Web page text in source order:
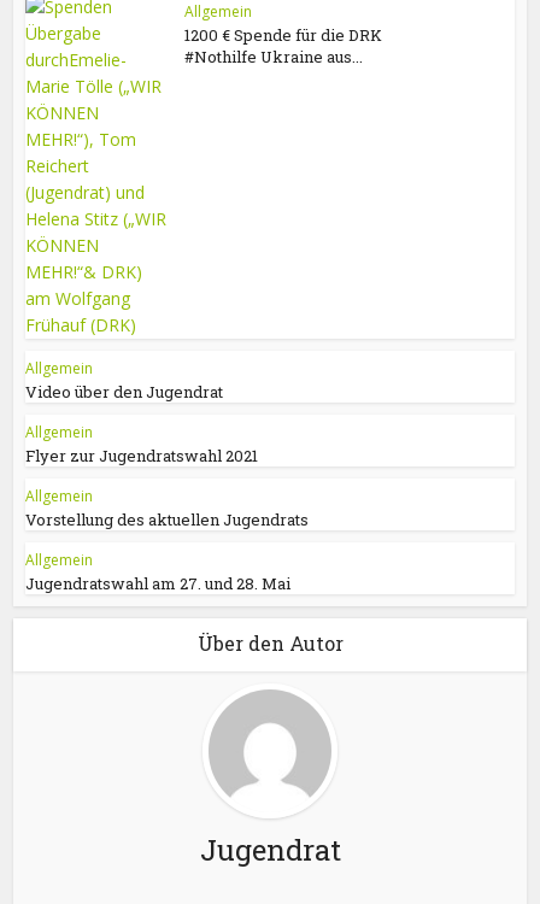
Allgemein
1200 € Spende für die DRK
#Nothilfe Ukraine aus...
Allgemein
Video über den Jugendrat
Allgemein
Flyer zur Jugendratswahl 2021
Allgemein
Vorstellung des aktuellen Jugendrats
Allgemein
Jugendratswahl am 27. und 28. Mai
Über den Autor
Jugendrat